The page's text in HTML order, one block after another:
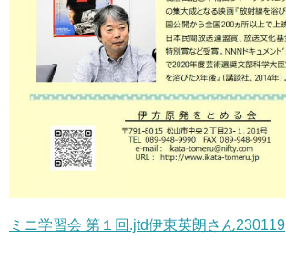
ミニ学習会 第１回.jtd伊東英朗さん230119